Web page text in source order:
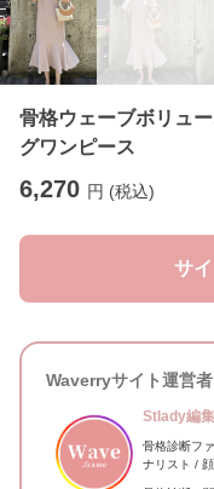
骨格ウェーブボリュ
グワンピース
6,270 円 (税込)
サ
Waverryサイト運営者
Stlady編
骨格診断フ
ナリスト /